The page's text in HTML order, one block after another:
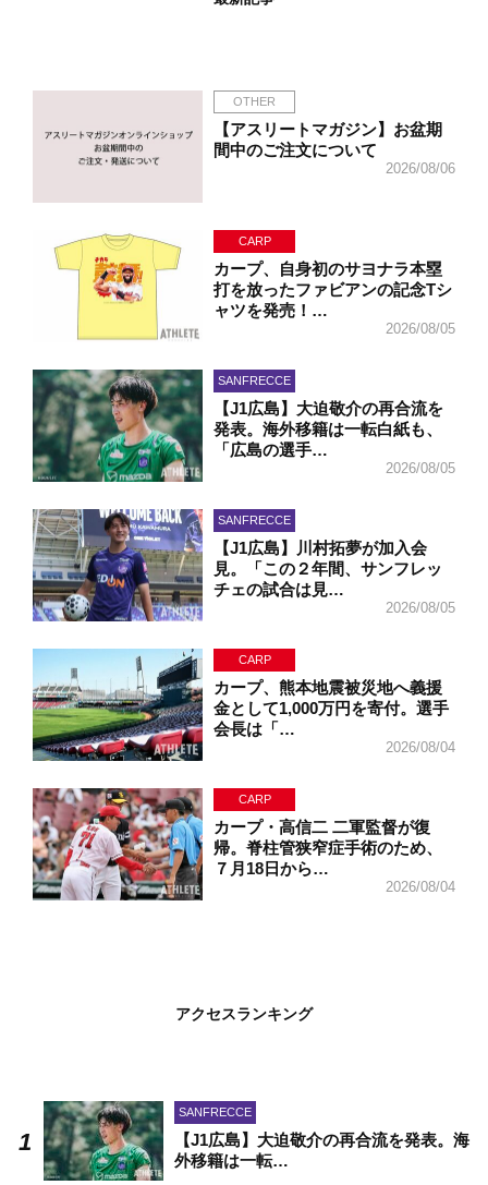
OTHER
【アスリートマガジン】お盆期
間中のご注文について
2026/08/06
CARP
カープ、自身初のサヨナラ本塁
打を放ったファビアンの記念Tシ
ャツを発売！…
2026/08/05
SANFRECCE
【J1広島】大迫敬介の再合流を
発表。海外移籍は一転白紙も、
「広島の選手…
2026/08/05
SANFRECCE
【J1広島】川村拓夢が加入会
見。「この２年間、サンフレッ
チェの試合は見…
2026/08/05
CARP
カープ、熊本地震被災地へ義援
金として1,000万円を寄付。選手
会長は「…
2026/08/04
CARP
カープ・高信二 二軍監督が復
帰。脊柱管狭窄症手術のため、
７月18日から…
2026/08/04
アクセスランキング
SANFRECCE
【J1広島】大迫敬介の再合流を発表。海
外移籍は一転…